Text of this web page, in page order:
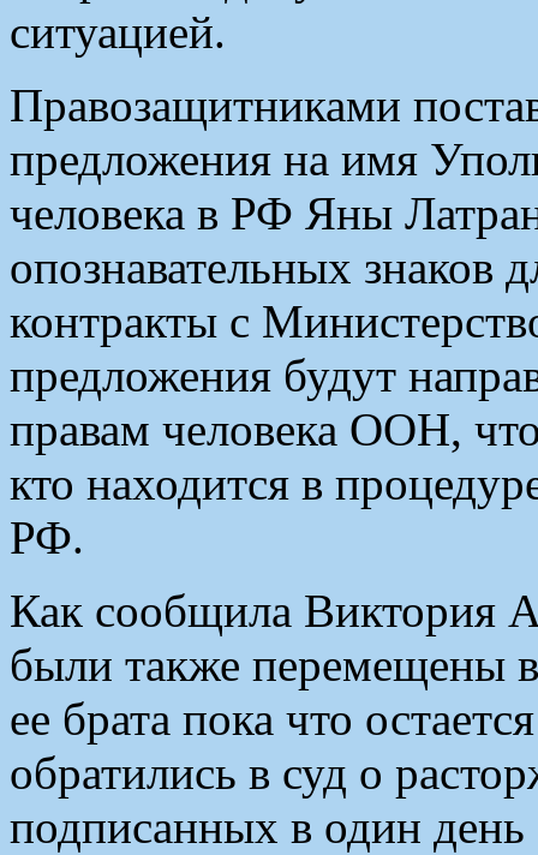
ситуацией.
Правозащитниками
предложения на имя
человека в РФ Яны
опознавательных знаков
контракты с
предложения будут
правам человека ООН,
кто находится в
РФ.
Как сообщила Виктория
были также перемещены
ее брата пока что
обратились в суд о
подписанных в один